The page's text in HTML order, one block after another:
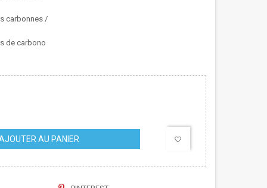
carbonnes /
de carbono
AU PANIER favorite_border